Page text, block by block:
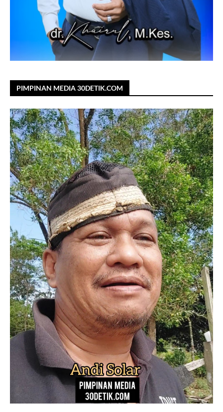
PIMPINAN MEDIA 30DETIK.COM